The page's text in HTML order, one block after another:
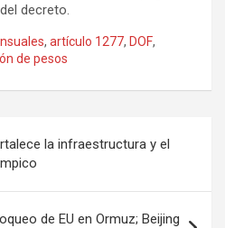
decreto.
, artículo 1277, DOF,
de pesos
la infraestructura y el
de EU en Ormuz; Beijing